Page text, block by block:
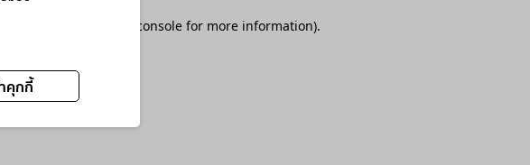
คุกกี้
browser console for more information).